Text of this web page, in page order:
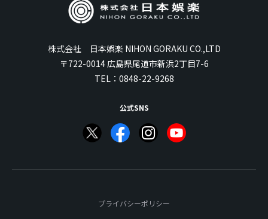
株式会社 日本娯楽 NIHON GORAKU CO.,LTD
〒722-0014 広島県尾道市新浜2丁目7-6
TEL： 0848-22-9268
公式SNS
プライバシーポリシー